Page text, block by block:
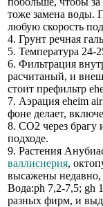
тоже замена воды.
любую скорость
4. Грунт речная
5. Температура 24-
6. Фильтрация
расчитаный, и
стоит префильтр
7. Аэрация eheim
фоне делает,
8. CO2 через
подходе.
9. Растения
валлиснерия,
высажены
Вода:ph 7,2-7,5; gh
разных фирм, и